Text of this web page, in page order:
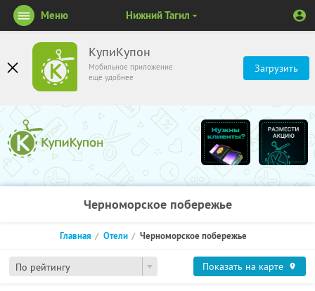
КупиКупон
Мобильное приложение
ещё удобнее
Загрузить
Меню Нижний Тагил
Черноморское побережье
По рейтингу
Главная Отели Черноморское побережье
Показать на карте